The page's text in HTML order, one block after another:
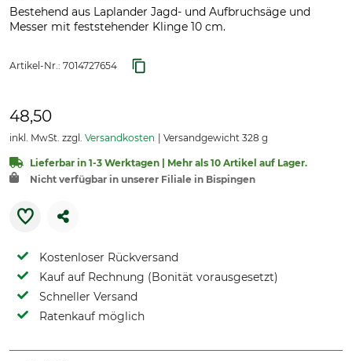
Bestehend aus Laplander Jagd- und Aufbruchsäge und
Messer mit feststehender Klinge 10 cm.
Artikel-Nr.: 7014727654
48,50
inkl. MwSt. zzgl. Versandkosten Versandgewicht 328 g
Lieferbar in 1-3 Werktagen | Mehr als 10 Artikel auf Lager.
Nicht verfügbar in unserer Filiale in Bispingen
Kostenloser Rückversand
Kauf auf Rechnung (Bonität vorausgesetzt)
Schneller Versand
Ratenkauf möglich